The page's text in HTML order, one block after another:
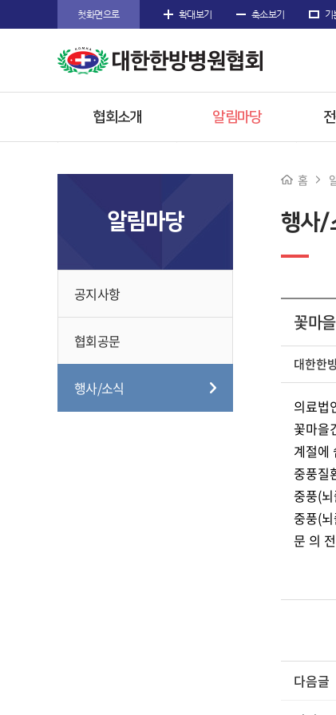
첫화면으로 확대보기 축소보기 기
협회소개
인사말
임원소개
알림마당
공지사항
알림마당
공지사항
협회공문
행사/소식
홈
행사/
꽃마
대한한
의료법
꽃마을
계절에
중풍질
중풍(
중풍(
문 의
다음글